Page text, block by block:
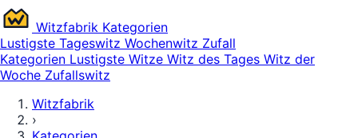
Witzfabrik Kategorien
Lustigste Tageswitz Wochenwitz Zufall
Kategorien Lustigste Witze Witz des Tages Witz der
Woche Zufallswitz
Witzfabrik
›